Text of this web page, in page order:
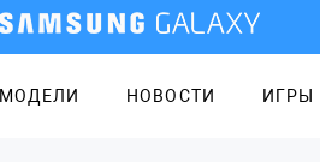
МОДЕЛИ НОВОСТИ ИГРЫ